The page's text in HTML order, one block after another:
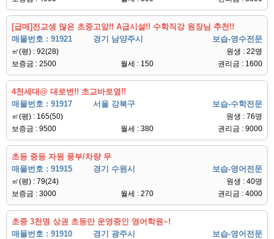
[급매]전교생 많은 초중고앞!! A급시설!! 수학직강 원장님 추천!!
매물번호 : 91921
경기 남양주시 보습-영수전문
㎡(평) : 92(28)
원생 : 22명
보증금 : 2500
월세 : 150 권리금 : 1600
4천세대@ 대로변!! 초교바로옆!!
매물번호 : 91917
서울 강북구 보습-수학전문
㎡(평) : 165(50)
원생 : 76명
보증금 : 9500
월세 : 380 권리금 : 9000
초등 중등 자원 풍부/차량 무
매물번호 : 91915
경기 수원시 보습-영어전문
㎡(평) : 79(24)
원생 : 40명
보증금 : 3000
월세 : 270 권리금 : 4000
초중 3천명 상권 초등만 운영중인 영어학원~!
매물번호 : 91910
경기 광주시 보습-영어전문